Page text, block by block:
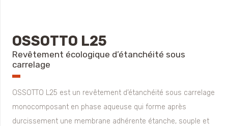
OSSOTTO L25
Revêtement écologique d’étanchéité sous
carrelage
OSSOTTO L25 est un revêtement d’étanchéité sous carrelage
monocomposant en phase aqueuse qui forme après
durcissement une membrane adhérente étanche, souple et